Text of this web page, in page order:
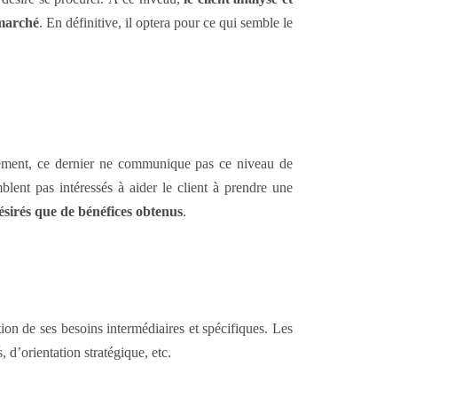
. En définitive, il optera pour ce qui semble le
ce dernier ne communique pas ce niveau de
pas intéressés à aider le client à prendre une
que de bénéfices obtenus.
de ses besoins intermédiaires et spécifiques. Les
d’orientation stratégique, etc.